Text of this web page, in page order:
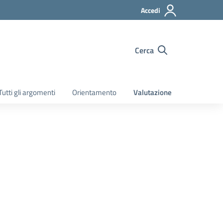
Accedi
Cerca
gli argomenti Orientamento Valutazione